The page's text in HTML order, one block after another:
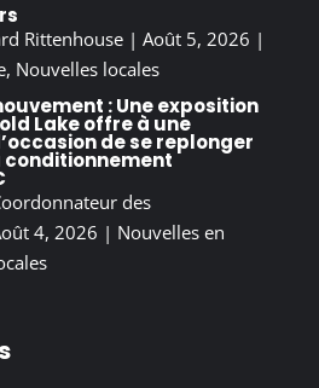
Rittenhouse| Août 5, 2026 |
, Nouvelles locales
: Une exposition
Lake offre à une
de se replonger
conditionnement
des
4, 2026 | Nouvelles en